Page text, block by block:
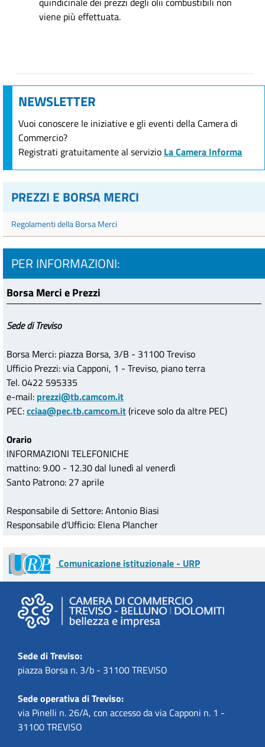
viene più effettuata.
NEWSLETTER
Vuoi conoscere le iniziative e gli eventi della Camera di
Commercio?
Registrati gratuitamente al servizio La Camera Informa
PREZZI E BORSA MERCI
Regolamenti della Borsa Merci
PER INFORMAZIONI:
Borsa Merci e Prezzi
Sede di Treviso
Borsa Merci: piazza Borsa, 3/B - 31100 Treviso
Ufficio Prezzi: via Capponi, 1 - Treviso, piano terra
Tel. 0422 595335
e-mail: prezzi@tb.camcom.it
PEC:cciaa@pec.tb.camcom.it(riceve solo da altre PEC)
Orario
INFORMAZIONI TELEFONICHE
mattino: 9.00 - 12.30 dal lunedì al venerdì
Santo Patrono: 27 aprile
Responsabile di Settore: Antonio Biasi
Responsabile d'Ufficio: Elena Plancher
Comunicazione istituzionale - URP
Sede di Treviso:
piazza Borsa n. 3/b - 31100 TREVISO
Sede operativa di Treviso:
via Pinelli n. 26/A, con accesso da via Capponi n. 1 -
31100 TREVISO